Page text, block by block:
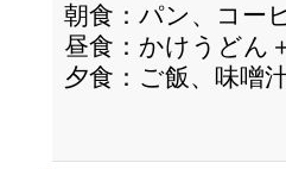
朝食：パン、コー
昼食：かけうどん
夕食：ご飯、味噌